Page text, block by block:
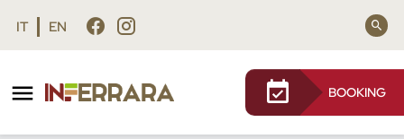
Vai al contenuto principale
Vai al footer
IT EN
BOOKING